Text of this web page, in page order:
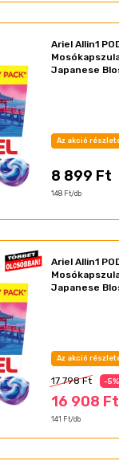
Ariel Allin1
Japanese
Az akció
8 899 Ft
148 Ft/db
Ariel Allin1
Japanese
Az akció
17 798 Ft -5%
16 908 Ft
141 Ft/db